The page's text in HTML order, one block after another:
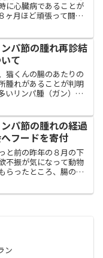
に心臓病であることが
ヶ月ほど頑張って闘病
愛犬の闘病の記録を、
闘病してい...
ンパ節の腫れ再診結
て
猫くんの腸のあたりの
腫れがあることが判明
いリンパ腫（ガン）の
診の検査に出して、リ
査もして...
ンパ節の腫れの経過
フードを寄付
と前の昨年の８月の下
不振が気になって動物
らったところ、腸の周
ン